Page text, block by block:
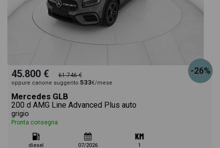
-26%
45.800 € 61.746 €
oppure canone suggerito 533€/mese
Mercedes GLB
200 d AMG Line Advanced Plus auto
grigio
Pronta consegna
diesel 07/2026 1